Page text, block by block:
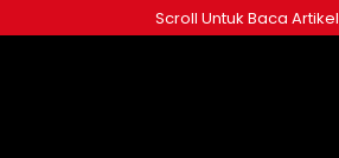
ke
Scroll Untuk Baca Artikel